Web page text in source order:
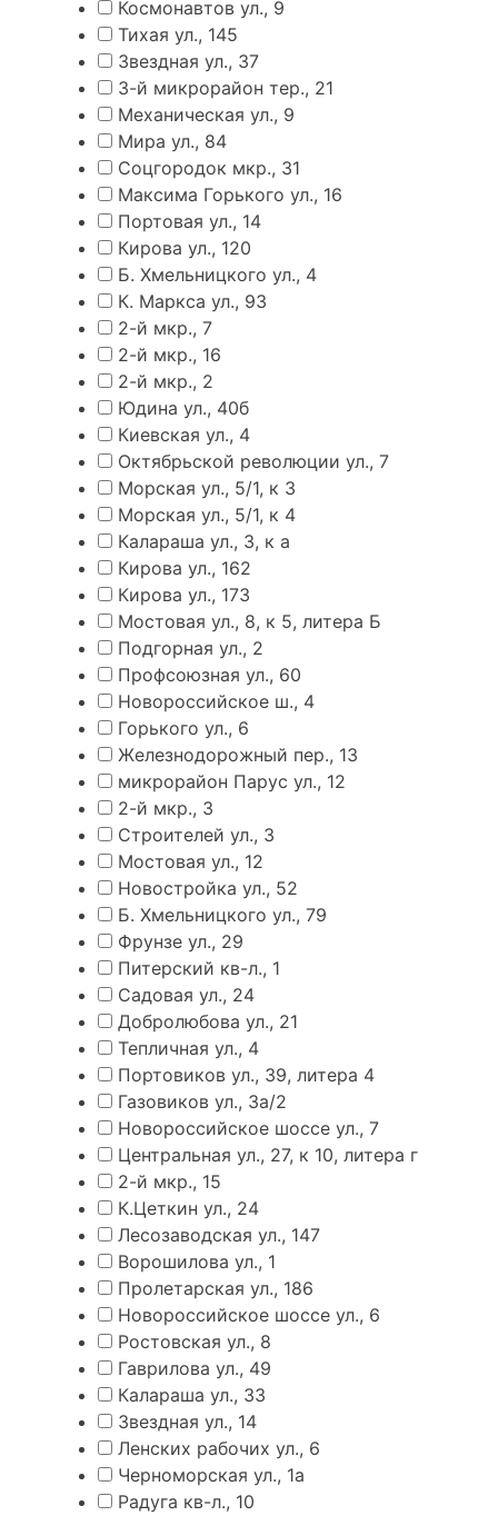
Космонавтов ул., 9
Тихая ул., 145
Звездная ул., 37
3-й микрорайон тер., 21
Механическая ул., 9
Мира ул., 84
Соцгородок мкр., 31
Максима Горького ул., 16
Портовая ул., 14
Кирова ул., 120
Б. Хмельницкого ул., 4
К. Маркса ул., 93
2-й мкр., 7
2-й мкр., 16
2-й мкр., 2
Юдина ул., 40б
Киевская ул., 4
Октябрьской революции ул., 7
Морская ул., 5/1, к 3
Морская ул., 5/1, к 4
Калараша ул., 3, к а
Кирова ул., 162
Кирова ул., 173
Мостовая ул., 8, к 5, литера Б
Подгорная ул., 2
Профсоюзная ул., 60
Новороссийское ш., 4
Горького ул., 6
Железнодорожный пер., 13
микрорайон Парус ул., 12
2-й мкр., 3
Строителей ул., 3
Мостовая ул., 12
Новостройка ул., 52
Б. Хмельницкого ул., 79
Фрунзе ул., 29
Питерский кв-л., 1
Садовая ул., 24
Добролюбова ул., 21
Тепличная ул., 4
Портовиков ул., 39, литера 4
Газовиков ул., 3а/2
Новороссийское шоссе ул., 7
Центральная ул., 27, к 10, литера г
2-й мкр., 15
К.Цеткин ул., 24
Лесозаводская ул., 147
Ворошилова ул., 1
Пролетарская ул., 186
Новороссийское шоссе ул., 6
Ростовская ул., 8
Гаврилова ул., 49
Калараша ул., 33
Звездная ул., 14
Ленских рабочих ул., 6
Черноморская ул., 1а
Радуга кв-л., 10